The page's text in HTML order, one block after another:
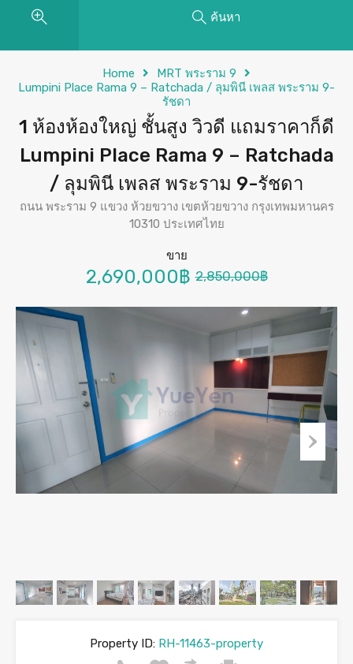
ค้นหา
Home
MRT พระราม 9
Lumpini Place Rama 9 – Ratchada / ลุมพินี เพลส พระราม 9-
รัชดา
1 ห้องห้องใหญ่ ชั้นสูง วิวดี แถมราคาก็ดี
Lumpini Place Rama 9 – Ratchada
/ ลุมพินี เพลส พระราม 9-รัชดา
ถนน พระราม 9 แขวง ห้วยขวาง เขตห้วยขวาง กรุงเทพมหานคร
10310 ประเทศไทย
ขาย
2,690,000฿ 2,850,000฿
Property ID: RH-11463-property